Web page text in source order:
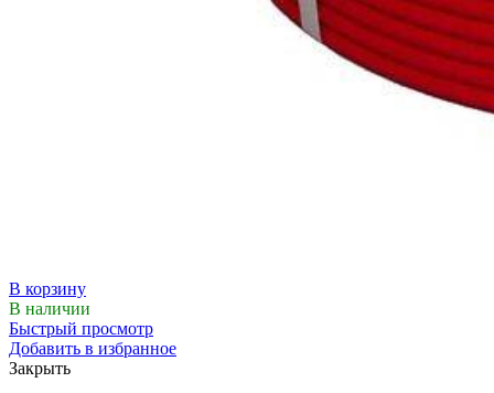
В корзину
В наличии
Быстрый просмотр
Добавить в избранное
Закрыть